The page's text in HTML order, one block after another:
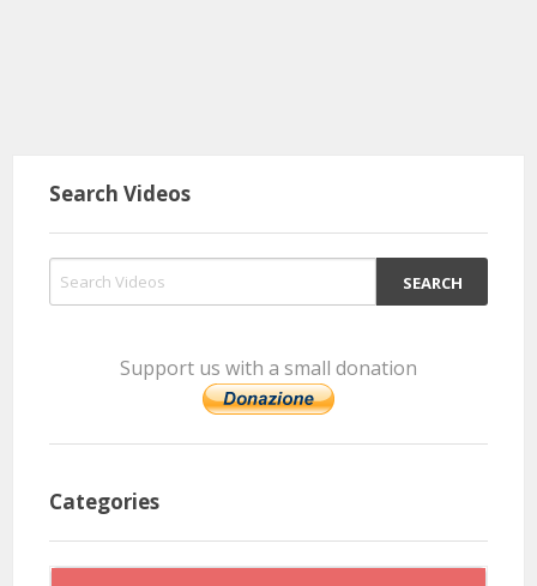
Search Videos
Support us with a small donation
Categories